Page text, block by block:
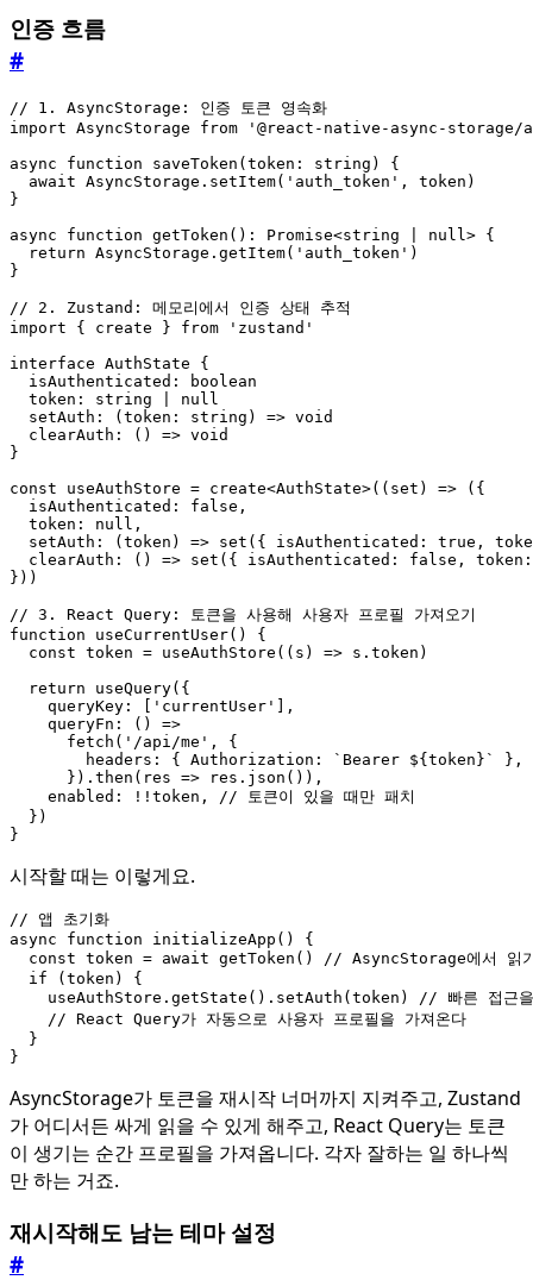
인증 흐름
#
import AsyncStorage from
'@react-native-async-storage/
async
function saveToken ( token : string )
{
await AsyncStorage . setItem( 'auth_token' , token )
}
async
function getToken () : Promise<string null> {
return AsyncStorage . getItem( 'auth_token' )
}
import
{ create } from
'zustand'
interface AuthState
{
isAuthenticated :
boolean
token : string
null
setAuth : ( token : string ) => void
clearAuth : () => void
}
const
useAuthStore = create<AuthState>(( set ) =>
({
isAuthenticated : false ,
token : null ,
setAuth : ( token ) => set ({ isAuthenticated : true ,
clearAuth : () => set ({ isAuthenticated : false , token
}))
function
useCurrentUser() {
const token = useAuthStore (( s ) => s . token )
return
useQuery({
queryKey : 'currentUser'
],
queryFn : ()
=>
fetch ( '/api/me' ,
{
headers : { Authorization : `Bearer ${ token } `
},
}). then ( res => res . json ()),
enabled : !! token ,
})
}
시작할 때는 이렇게요.
async
function
initializeApp() {
const token = await getToken ()
if
( token )
{
useAuthStore . getState (). setAuth ( token )
}
}
AsyncStorage가 토큰을 재시작 너머까지 지켜주고, Zustand
가 어디서든 싸게 읽을 수 있게 해주고, React Query는 토큰
이 생기는 순간 프로필을 가져옵니다. 각자 잘하는 일 하나씩
만 하는 거죠.
재시작해도 남는 테마 설정
#